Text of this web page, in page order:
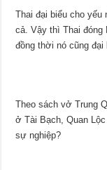
Thai đại biểu cho
cả. Vậy thì Thai
đồng thời nó cũng đại
Theo sách vở Trung
ở Tài Bạch, Quan
sự nghiệp?